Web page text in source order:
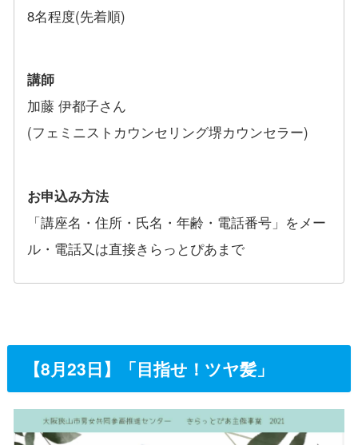
8名程度(先着順)
講師
加藤 伊都子さん
(フェミニストカウンセリング堺カウンセラー)
お申込み方法
「講座名・住所・氏名・年齢・電話番号」をメー
ル・電話又は直接きらっとぴあまで
【8月23日】「目指せ！ツヤ髪」